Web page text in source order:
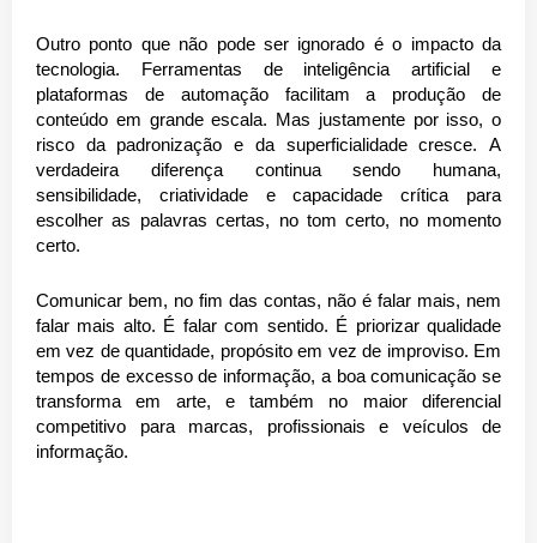
Outro ponto que não pode ser ignorado é o impacto da
tecnologia. Ferramentas de inteligência artificial e
plataformas de automação facilitam a produção de
conteúdo em grande escala. Mas justamente por isso, o
risco da padronização e da superficialidade cresce. A
verdadeira diferença continua sendo humana,
sensibilidade, criatividade e capacidade crítica para
escolher as palavras certas, no tom certo, no momento
certo.
Comunicar bem, no fim das contas, não é falar mais, nem
falar mais alto. É falar com sentido. É priorizar qualidade
em vez de quantidade, propósito em vez de improviso. Em
tempos de excesso de informação, a boa comunicação se
transforma em arte, e também no maior diferencial
competitivo para marcas, profissionais e veículos de
informação.